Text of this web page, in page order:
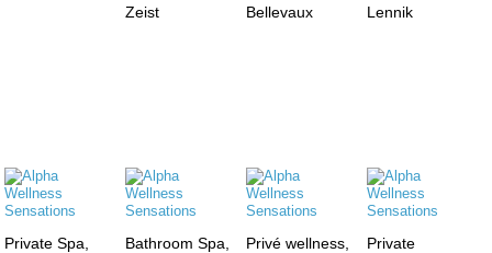
Zeist
Bellevaux
Lennik
Private Spa,
Bathroom Spa,
Privé wellness,
Private